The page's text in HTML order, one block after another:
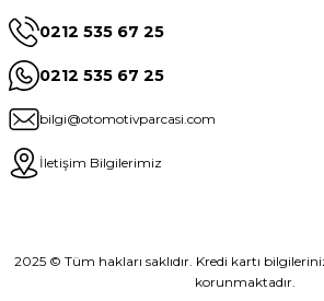
0212 535 67 25
0212 535 67 25
bilgi@otomotivparcasi.com
İletişim Bilgilerimiz
2025 © Tüm hakları saklıdır. Kredi kartı
korunmaktadır.